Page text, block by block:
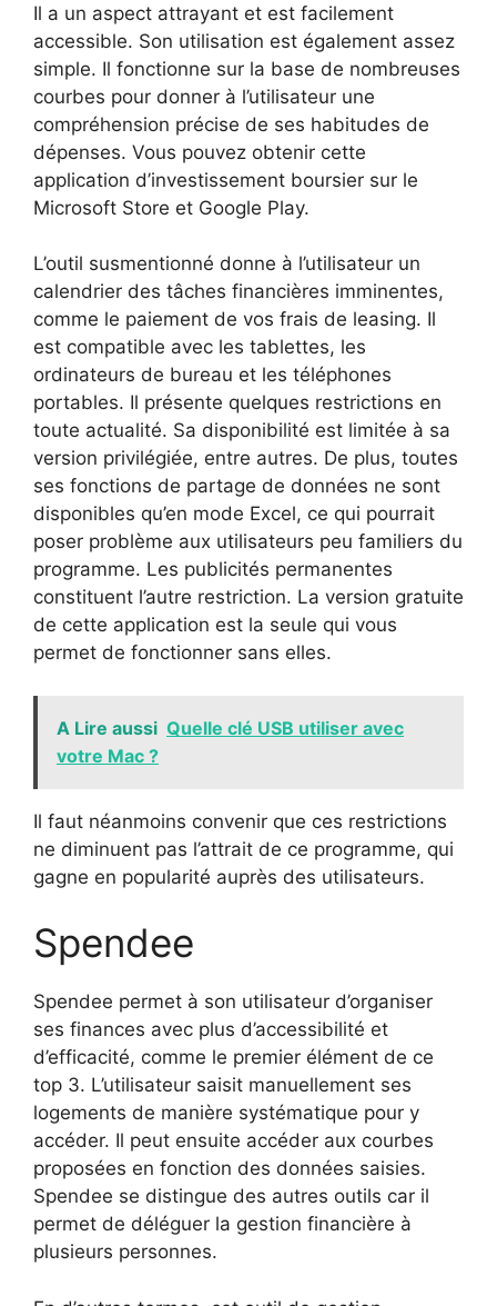
Il a un aspect attrayant et est facilement
accessible. Son utilisation est également assez
simple. Il fonctionne sur la base de nombreuses
courbes pour donner à l’utilisateur une
compréhension précise de ses habitudes de
dépenses. Vous pouvez obtenir cette
application d’investissement boursier sur le
Microsoft Store et Google Play.
L’outil susmentionné donne à l’utilisateur un
calendrier des tâches financières imminentes,
comme le paiement de vos frais de leasing. Il
est compatible avec les tablettes, les
ordinateurs de bureau et les téléphones
portables. Il présente quelques restrictions en
toute actualité. Sa disponibilité est limitée à sa
version privilégiée, entre autres. De plus, toutes
ses fonctions de partage de données ne sont
disponibles qu’en mode Excel, ce qui pourrait
poser problème aux utilisateurs peu familiers du
programme. Les publicités permanentes
constituent l’autre restriction. La version gratuite
de cette application est la seule qui vous
permet de fonctionner sans elles.
A Lire aussi Quelle clé USB utiliser avec
votre Mac ?
Il faut néanmoins convenir que ces restrictions
ne diminuent pas l’attrait de ce programme, qui
gagne en popularité auprès des utilisateurs.
Spendee
Spendee permet à son utilisateur d’organiser
ses finances avec plus d’accessibilité et
d’efficacité, comme le premier élément de ce
top 3. L’utilisateur saisit manuellement ses
logements de manière systématique pour y
accéder. Il peut ensuite accéder aux courbes
proposées en fonction des données saisies.
Spendee se distingue des autres outils car il
permet de déléguer la gestion financière à
plusieurs personnes.